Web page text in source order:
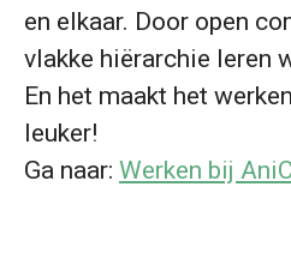
en elkaar. Door open
vlakke hiërarchie leren
En het maakt het
leuker!
Ga naar: Werken bij